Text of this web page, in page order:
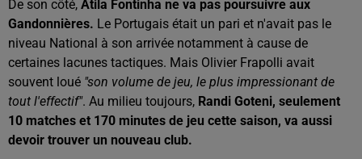
De son côté, Atila Fontinha ne va pas poursuivre aux
Gandonnières. Le Portugais était un pari et n'avait pas le
niveau National à son arrivée notamment à cause de
certaines lacunes tactiques. Mais Olivier Frapolli avait
souvent loué "son volume de jeu, le plus impressionant de
tout l'effectif". Au milieu toujours, Randi Goteni, seulement
10 matches et 170 minutes de jeu cette saison, va aussi
devoir trouver un nouveau club.